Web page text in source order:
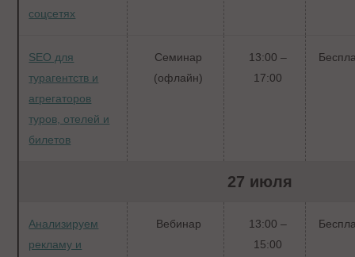
соцсетях
SEO для
турагентств и
агрегаторов
туров, отелей и
билетов
Семинар
(офлайн)
13:00 –
17:00
27 июля
Анализируем
рекламу и
Вебинар
13:00 –
15:00